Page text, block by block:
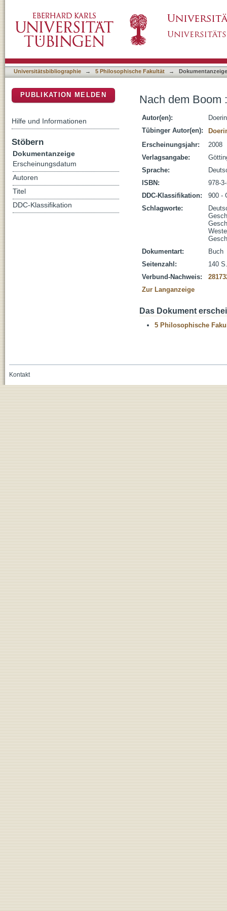
Universitätsbibliographie → 5 Philosophische Fakultät → Dokumentanzeige
Nach dem Boom
Autor(en):
Tübinger Autor(en):
Erscheinungsjahr:
2008
Verlagsangabe:
Sprache:
ISBN:
978-
DDC-Klassifikation:
900 -
Schlagworte:
Dokumentart:
Buch
Seitenzahl:
140 S.
Verbund-Nachweis:
Zur Langanzeige
Das Dokument
5 Philosophische
PUBLIKATION MELDEN
Hilfe und Informationen
Stöbern
Dokumentanzeige
Erscheinungsdatum
Autoren
Titel
DDC-Klassifikation
Kontakt